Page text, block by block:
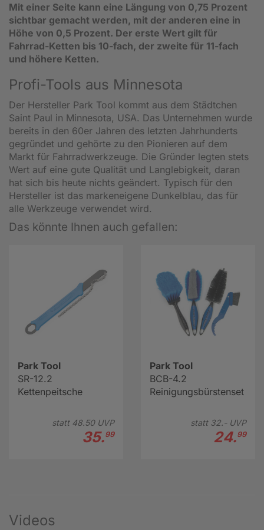
Mit einer Seite kann eine Längung von 0,75 Prozent
sichtbar gemacht werden, mit der anderen eine in
Höhe von 0,5 Prozent. Der erste Wert gilt für
Fahrrad-Ketten bis 10-fach, der zweite für 11-fach
und höhere Ketten.
Profi-Tools aus Minnesota
Der Hersteller Park Tool kommt aus dem Städtchen
Saint Paul in Minnesota, USA. Das Unternehmen wurde
bereits in den 60er Jahren des letzten Jahrhunderts
gegründet und gehörte zu den Pionieren auf dem
Markt für Fahrradwerkzeuge. Die Gründer legten stets
Wert auf eine gute Qualität und Langlebigkeit, daran
hat sich bis heute nichts geändert. Typisch für den
Hersteller ist das markeneigene Dunkelblau, das für
alle Werkzeuge verwendet wird.
Das könnte Ihnen auch gefallen:
Park Tool
SR-12.2
Kettenpeitsche
statt 48.50UVP
35.99
Park Tool
BCB-4.2
Reinigungsbürstenset
statt 32.-UVP
24.99
Videos